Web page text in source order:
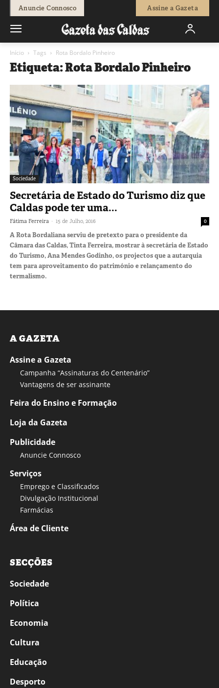
Anuncie Connosco Assine a Gazeta
Início Tags Rota Bordalo Pinheiro
Etiqueta: Rota Bordalo Pinheiro
Sociedade
Secretária de Estado do Turismo diz que
Caldas pode ter uma...
Fátima Ferreira - 15 de Julho, 2016 0
A Rota Bordaliana serviu de pretexto para o presidente da
Câmara das Caldas, Tinta Ferreira, mostrar à secretária de Estado
do Turismo, Ana Mendes Godinho, os projectos que a autarquia
tem para aproveitamento do património e relançamento do
termalismo.
A GAZETA
Assine a Gazeta
Campanha “Assinaturas do Centenário”
Vantagens de ser assinante
Feira do Ensino e Formação
Loja da Gazeta
Publicidade
Anuncie Connosco
Serviços
Emprego e Classificados
Divulgação Institucional
Farmácias
Área de Cliente
SECÇÕES
Sociedade
Política
Economia
Cultura
Educação
Desporto